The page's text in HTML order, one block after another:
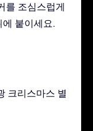
를 조심스럽게
붙이세요.
크리스마스 별